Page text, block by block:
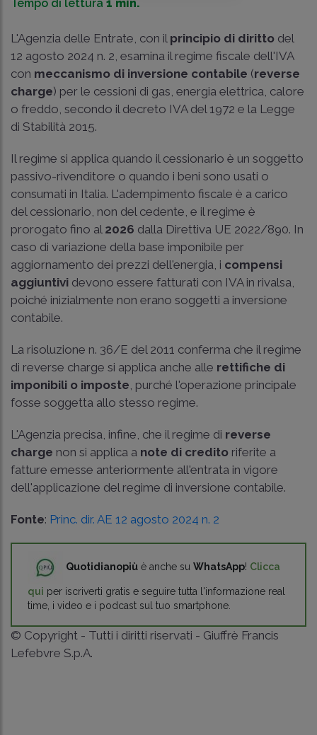
Tempo di lettura 1 min.
L'Agenzia delle Entrate, con il principio di diritto del
12 agosto 2024 n. 2, esamina il regime fiscale dell'IVA
con meccanismo di inversione contabile (reverse
charge) per le cessioni di gas, energia elettrica, calore
o freddo, secondo il decreto IVA del 1972 e la Legge
di Stabilità 2015.
Il regime si applica quando il cessionario è un soggetto
passivo-rivenditore o quando i beni sono usati o
consumati in Italia. L'adempimento fiscale è a carico
del cessionario, non del cedente, e il regime è
prorogato fino al 2026 dalla Direttiva UE 2022/890. In
caso di variazione della base imponibile per
aggiornamento dei prezzi dell'energia, i compensi
aggiuntivi devono essere fatturati con IVA in rivalsa,
poiché inizialmente non erano soggetti a inversione
contabile.
La risoluzione n. 36/E del 2011 conferma che il regime
di reverse charge si applica anche alle rettifiche di
imponibili o imposte, purché l'operazione principale
fosse soggetta allo stesso regime.
L'Agenzia precisa, infine, che il regime di reverse
charge non si applica a note di credito riferite a
fatture emesse anteriormente all'entrata in vigore
dell'applicazione del regime di inversione contabile.
Fonte: Princ. dir. AE 12 agosto 2024 n. 2
Quotidianopiù è anche su WhatsApp! Clicca
qui per iscriverti gratis e seguire tutta l'informazione real
time, i video e i podcast sul tuo smartphone.
© Copyright - Tutti i diritti riservati - Giuffrè Francis
Lefebvre S.p.A.